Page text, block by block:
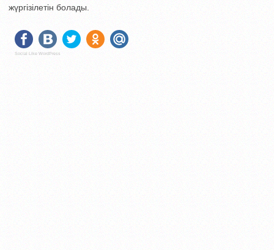
жүргізілетін болады.
Social Like WordPress